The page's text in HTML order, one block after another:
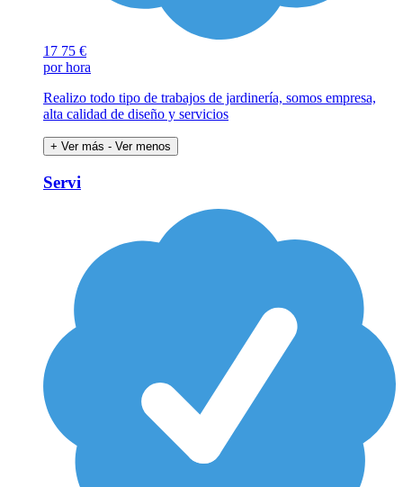
17 75 €
por hora
Realizo todo tipo de trabajos de jardinería, somos empresa,
alta calidad de diseño y servicios
+ Ver más - Ver menos
Servi